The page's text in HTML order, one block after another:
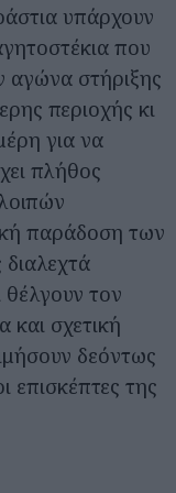
υπάρχουν
που
αγώνα στήριξης
περιοχής κι
για να
πλήθος
παράδοση των
θέλγουν τον
και σχετική
δεόντως
επισκέπτες της